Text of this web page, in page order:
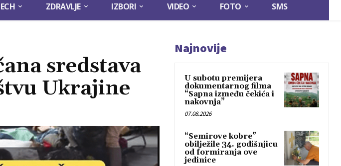
ZDRAVLJE IZBORI VIDEO FOTO SMS
sredstava
Ukrajine
Najnovije
U subotu premijera
dokumentarnog filma
“Sapna između čekića i
nakovnja”
07.08.2026
“Semirove kobre”
obilježile 34. godišnjicu
od formiranja ove
jedinice